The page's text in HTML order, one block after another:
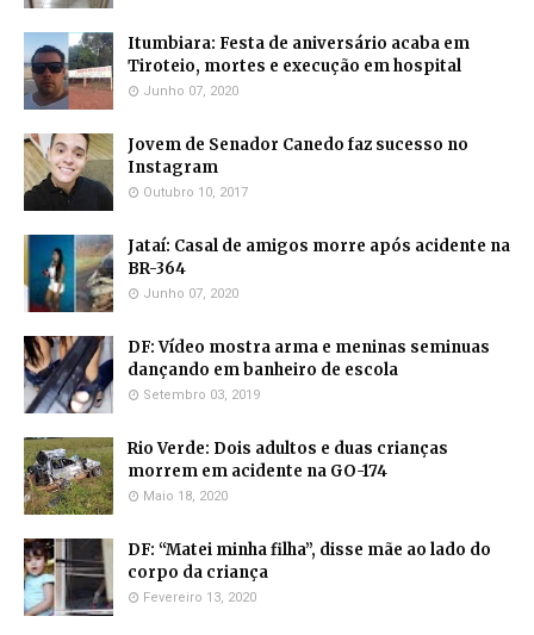
Itumbiara: Festa de aniversário acaba em
Tiroteio, mortes e execução em hospital
Junho 07, 2020
Jovem de Senador Canedo faz sucesso no
Instagram
Outubro 10, 2017
Jataí: Casal de amigos morre após acidente na
BR-364
Junho 07, 2020
DF: Vídeo mostra arma e meninas seminuas
dançando em banheiro de escola
Setembro 03, 2019
Rio Verde: Dois adultos e duas crianças
morrem em acidente na GO-174
Maio 18, 2020
DF: “Matei minha filha”, disse mãe ao lado do
corpo da criança
Fevereiro 13, 2020